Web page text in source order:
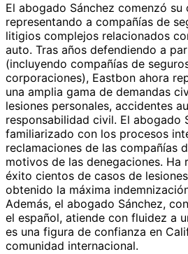
El abogado Sánchez comenzó su
representando a compañías de
litigios complejos relacionados
auto. Tras años defendiendo a
(incluyendo compañías de
corporaciones), Eastbon ahora
una amplia gama de demandas
lesiones personales, accidentes
responsabilidad civil. El abogado
familiarizado con los procesos
reclamaciones de las compañías
motivos de las denegaciones. Ha
éxito cientos de casos de
obtenido la máxima
Además, el abogado Sánchez,
el español, atiende con fluidez a
es una figura de confianza en
comunidad internacional.